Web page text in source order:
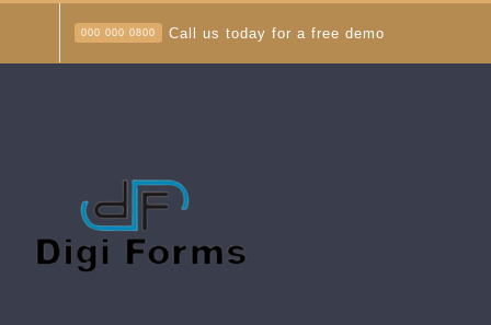
Call us today for a free demo
0800 000 000